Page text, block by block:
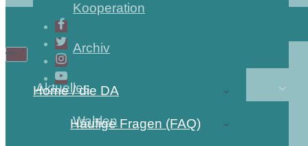
Kooperation
Archiv
Aktuelles
Wahlen
Home / die DA
Häufige Fragen (FAQ)